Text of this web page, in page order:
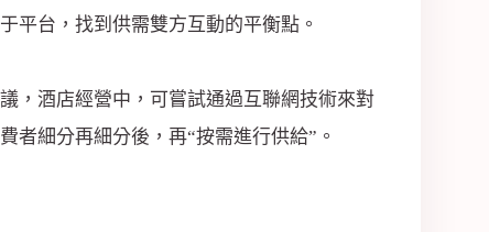
平台，找到供需雙方互動的平衡點。
，酒店經營中，可嘗試通過互聯網技術來對
者細分再細分後，再“按需進行供給”。